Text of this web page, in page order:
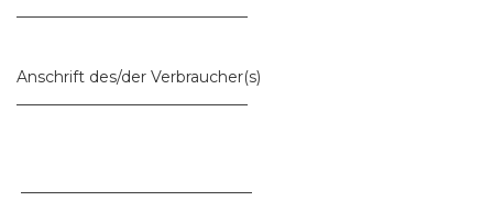
Anschrift des/der Verbraucher(s)